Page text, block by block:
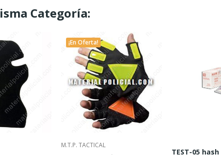
Categoría:
¡En Oferta!
M.T.P. TACTICAL